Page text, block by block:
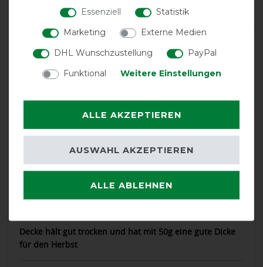
Negative
0%
Super Schnitt. Sitzt perfekt
Decke passt genau, super Material.
30.10.2025
Top Qualität, Sitz und Passform sind für unsere Lusitano
Decke hält gut trocken und hat mit 50g eine gute Dicke
für den Herbst
Essenziell
Statistik
Marketing
Externe Medien
DHL Wunschzustellung
PayPal
Funktional
Weitere Einstellungen
ALLE AKZEPTIEREN
ALLE ABLEHNEN
AUSWAHL AKZEPTIEREN